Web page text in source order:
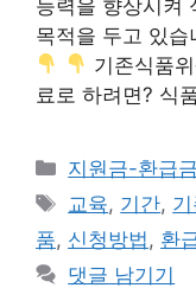
능력을 향상시켜
목적을 두고 있
기존식품
료로 하려면? 식
카
테
리
지원금-환급
태
그
교육, 기간,
품, 신청방법 , 환
댓글 남기기